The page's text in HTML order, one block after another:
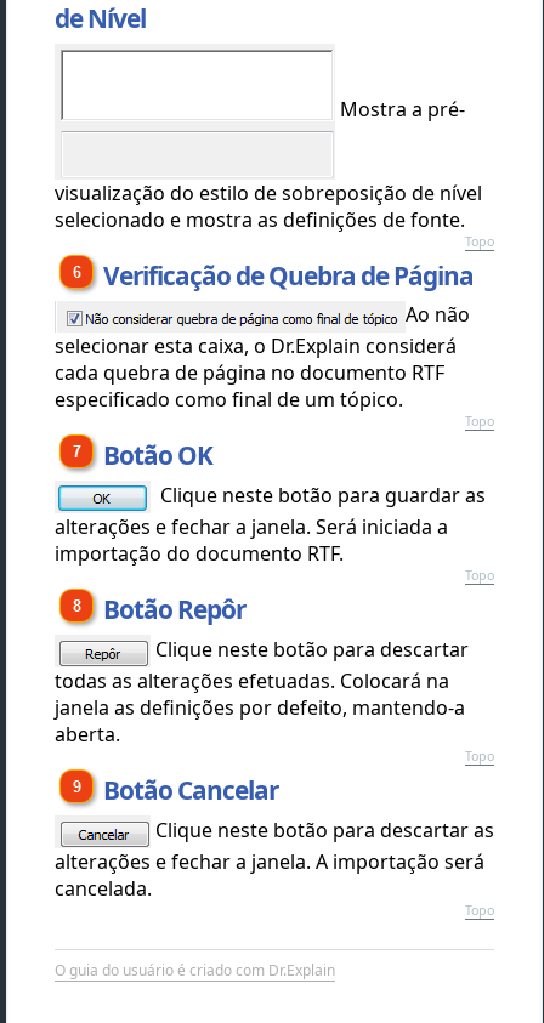
de Nível
Mostra a pré-
visualização do estilo de sobreposição de nível
selecionado e mostra as definições de fonte.
Topo
Verificação de Quebra de Página
Ao não
selecionar esta caixa, o Dr.Explain considerá
cada quebra de página no documento RTF
especificado como final de um tópico.
Topo
Botão OK
Clique neste botão para guardar as
alterações e fechar a janela. Será iniciada a
importação do documento RTF.
Topo
Botão Repôr
Clique neste botão para descartar
todas as alterações efetuadas. Colocará na
janela as definições por defeito, mantendo-a
aberta.
Topo
Botão Cancelar
Clique neste botão para descartar as
alterações e fechar a janela. A importação será
cancelada.
Topo
O guia do usuário é criado com Dr.Explain